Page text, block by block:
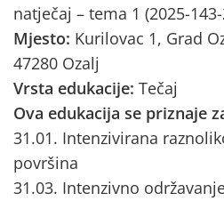
natječaj – tema 1 (2025-
Mjesto: Kurilovac 1, Grad
47280 Ozalj
Vrsta edukacije: Tečaj
Ova edukacija se priznaje
31.01. Intenzivirana
površina
31.03. Intenzivno